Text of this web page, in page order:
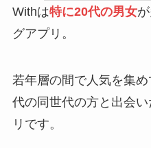
Withは特に20代の男女
グアプリ。
若年層の間で人気を集
代の同世代の方と出会
リです。